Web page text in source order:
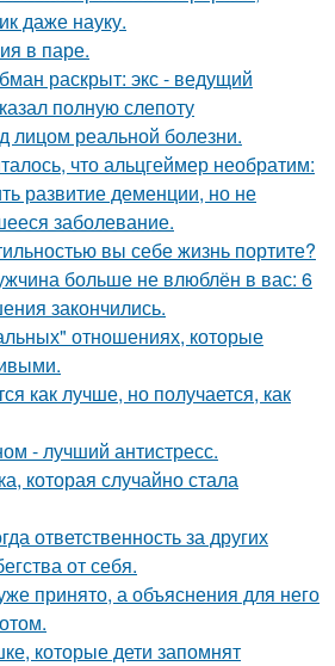
даже науку.
в паре.
раскрыт: экс - ведущий
полную слепоту
лицом реальной болезни.
что альцгеймер необратим:
развитие деменции, но не
заболевание.
вы себе жизнь портите?
больше не влюблён в вас: 6
закончились.
отношениях, которые
как лучше, но получается, как
- лучший антистресс.
которая случайно стала
ответственность за других
от себя.
принято, а объяснения для него
которые дети запомнят